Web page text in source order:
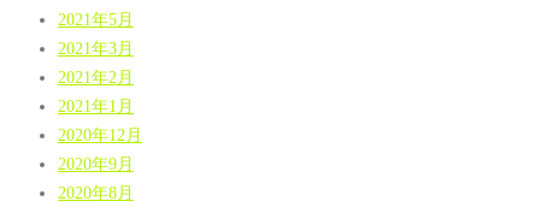
2021年5月
2021年3月
2021年2月
2021年1月
2020年12月
2020年9月
2020年8月